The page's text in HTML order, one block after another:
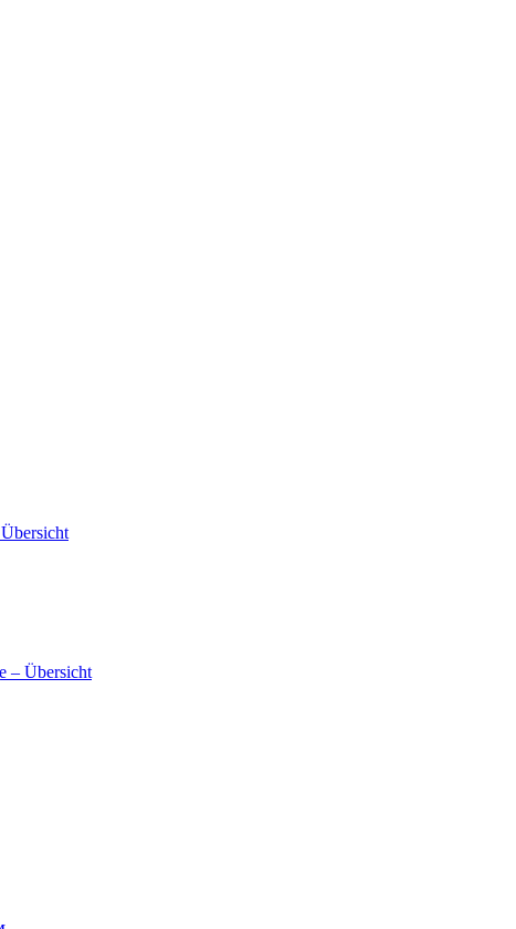
– Übersicht